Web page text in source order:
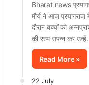
Bharat news
मौर्य ने आज प्रयागराज
दौरान बच्चों को
की रस्म संपन्न कर
Read More »
22 July